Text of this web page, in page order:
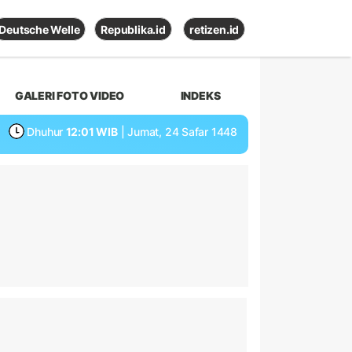
Deutsche Welle Republika.id retizen.id
GALERI FOTO VIDEO INDEKS
Dhuhur 12:01 WIB | Jumat, 24 Safar 1448